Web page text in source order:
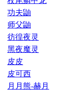
功夫鼬
师父鼬
彷徨夜灵
黑夜魔灵
皮皮
皮可西
月月熊-赫月